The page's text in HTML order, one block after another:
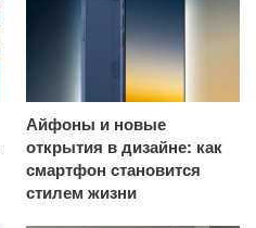
Айфоны и новые
открытия в дизайне: как
смартфон становится
стилем жизни